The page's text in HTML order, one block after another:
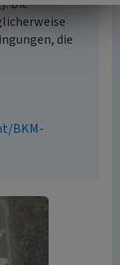
Die
die
BKM-